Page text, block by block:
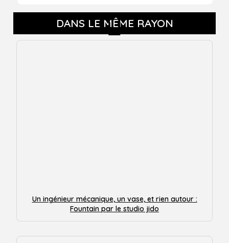
DANS LE MÊME RAYON
Un ingénieur mécanique, un vase, et rien autour :
Fountain par le studio jido